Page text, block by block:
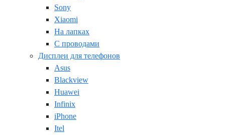
Sony
Xiaomi
На лапках
С проводами
Дисплеи для телефонов
Asus
Blackview
Huawei
Infinix
iPhone
Itel